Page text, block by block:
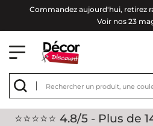
Commandez aujourd'hui, retirez
Voir nos 23
⭐⭐⭐⭐⭐ 4.8/5 - Plus